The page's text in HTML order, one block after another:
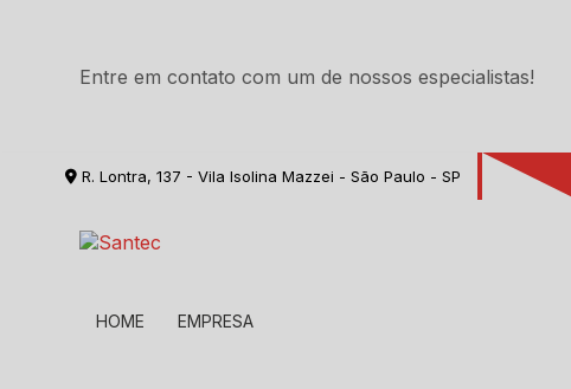
Entre em contato com um de nossos especialistas!
R. Lontra, 137 - Vila Isolina Mazzei - São Paulo - SP
HOME EMPRESA